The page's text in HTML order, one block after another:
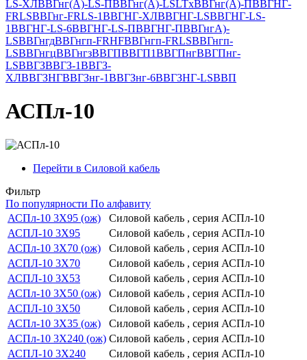
LS-ХЛВВГнг(А)-LS-ПВВГнг(А)-LSLTxВВГнг(А)-ПВВГНГ-
FRLSВВГнг-FRLS-1ВВГНГ-ХЛВВГНГ-LSВВГНГ-LS-
1ВВГНГ-LS-6ВВГНГ-LS-ПВВГНГ-ПВВГнгА)-
LSВВГнгдВВГнгп-FRHFВВГнгп-FRLSВВГнгп-
LSВВГнгцВВГнгзВВГПВВГП1ВВГПнгВВГПнг-
LSВВГЗВВГЗ-1ВВГЗ-
ХЛВВГЗНГВВГЗнг-1ВВГЗнг-6ВВГЗНГ-LSВВП
АСПл-10
Перейти в Силовой кабель
Фильтр
По популярности По алфавиту
АСПл-10 3Х95 (ож)
Силовой кабель , серия АСПл-10
АСПЛ-10 3Х95
Силовой кабель , серия АСПл-10
АСПл-10 3Х70 (ож)
Силовой кабель , серия АСПл-10
АСПЛ-10 3Х70
Силовой кабель , серия АСПл-10
АСПЛ-10 3Х53
Силовой кабель , серия АСПл-10
АСПл-10 3Х50 (ож)
Силовой кабель , серия АСПл-10
АСПЛ-10 3Х50
Силовой кабель , серия АСПл-10
АСПл-10 3Х35 (ож)
Силовой кабель , серия АСПл-10
АСПл-10 3Х240 (ож) Силовой кабель , серия АСПл-10
АСПЛ-10 3Х240
Силовой кабель , серия АСПл-10